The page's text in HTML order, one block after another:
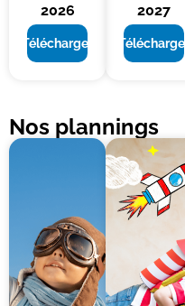
2026
Télécharger
2027
Télécharger
Nos plannings